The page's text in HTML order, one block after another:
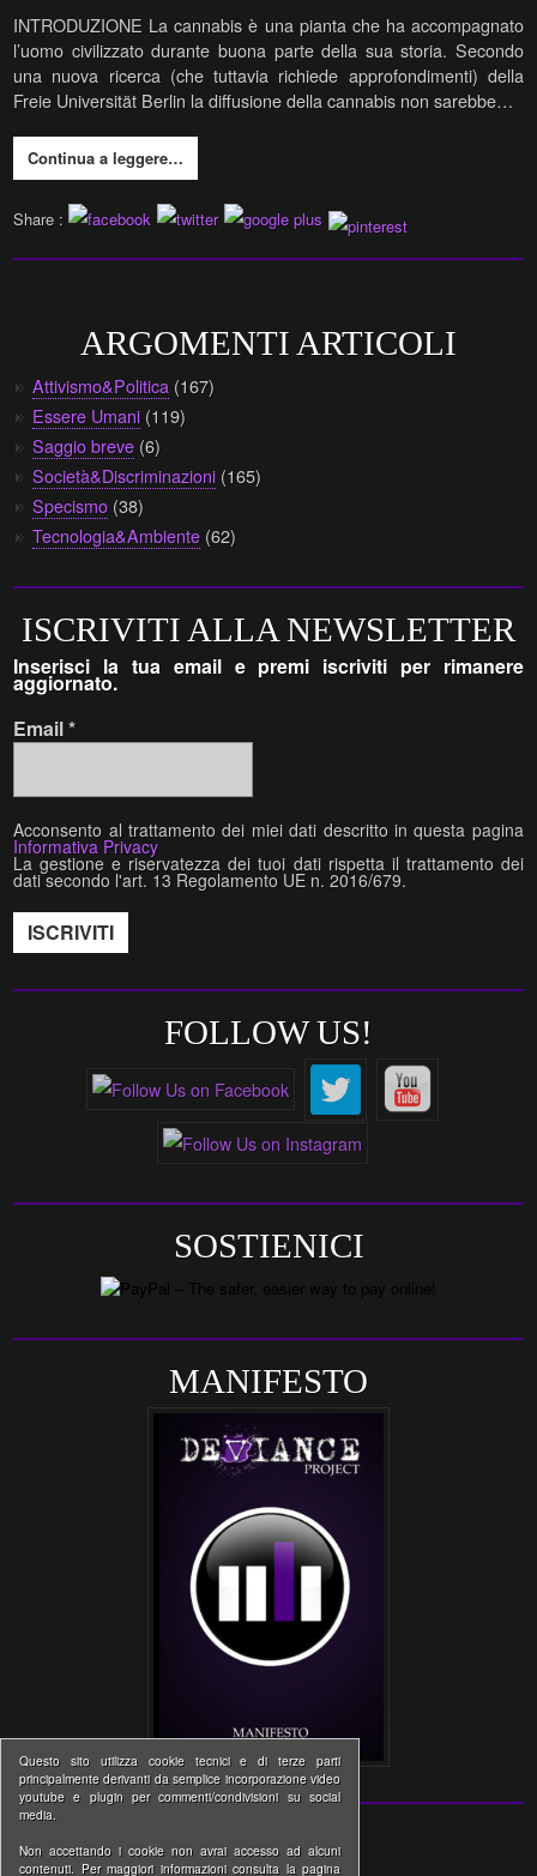
INTRODUZIONE La cannabis è una pianta che ha accompagnato
l’uomo civilizzato durante buona parte della sua storia. Secondo
una nuova ricerca (che tuttavia richiede approfondimenti) della
Freie Universität Berlin la diffusione della cannabis non sarebbe…
Continua a leggere…
Share :
ARGOMENTI ARTICOLI
Attivismo&Politica (167)
Essere Umani (119)
Saggio breve (6)
Società&Discriminazioni (165)
Specismo (38)
Tecnologia&Ambiente (62)
ISCRIVITI ALLA NEWSLETTER
Inserisci la tua email e premi iscriviti per rimanere
aggiornato.
Email*
Acconsento al trattamento dei miei dati descritto in questa pagina
Informativa Privacy
La gestione e riservatezza dei tuoi dati rispetta il trattamento dei
dati secondo l'art. 13 Regolamento UE n. 2016/679.
FOLLOW US!
SOSTIENICI
MANIFESTO
Questo sito utilizza cookie tecnici e di terze parti
principalmente derivanti da semplice incorporazione video
youtube e plugin per commenti/condivisioni su social
media.
Non accettando i cookie non avrai accesso ad alcuni
contenuti. Per maggiori informazioni consulta la pagina